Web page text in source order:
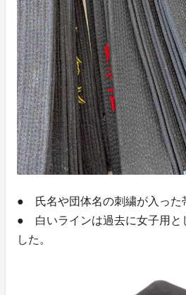
● 氏名や団体名の刺繍が入った
● 白いラインは過去に女子用と
した。